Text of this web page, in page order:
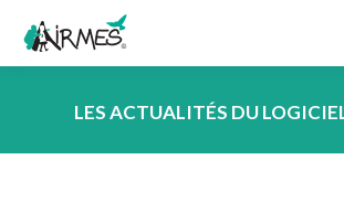
LES ACTUALITÉS DU